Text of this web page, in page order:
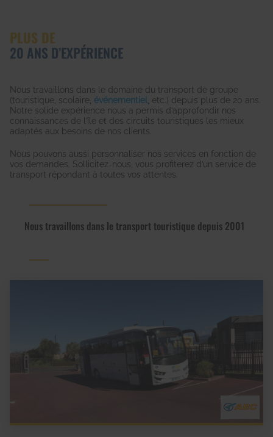
PLUS DE
20 ANS D’EXPÉRIENCE
Nous travaillons dans le domaine du transport de groupe
(touristique, scolaire, événementiel, etc.) depuis plus de 20 ans.
Notre solide expérience nous a permis d’approfondir nos
connaissances de l’île et des circuits touristiques les mieux
adaptés aux besoins de nos clients.
Nous pouvons aussi personnaliser nos services en fonction de
vos demandes. Sollicitez-nous, vous profiterez d’un service de
transport répondant à toutes vos attentes.
Nous travaillons dans le transport touristique depuis 2001